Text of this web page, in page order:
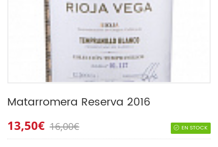
Matarromera Reserva 2016
13,50€ 16,00€ EN STOCK